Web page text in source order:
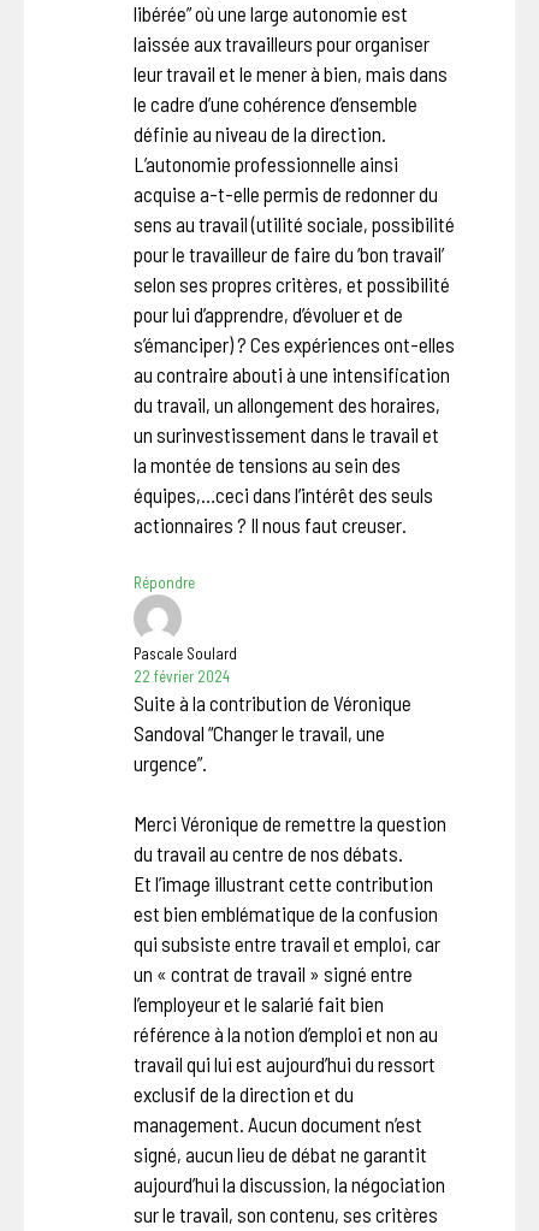
libérée” où une large autonomie est
laissée aux travailleurs pour organiser
leur travail et le mener à bien, mais dans
le cadre d’une cohérence d’ensemble
définie au niveau de la direction.
L’autonomie professionnelle ainsi
acquise a-t-elle permis de redonner du
sens au travail (utilité sociale, possibilité
pour le travailleur de faire du ‘bon travail’
selon ses propres critères, et possibilité
pour lui d’apprendre, d’évoluer et de
s’émanciper) ? Ces expériences ont-elles
au contraire abouti à une intensification
du travail, un allongement des horaires,
un surinvestissement dans le travail et
la montée de tensions au sein des
équipes,…ceci dans l’intérêt des seuls
actionnaires ? Il nous faut creuser.
Répondre
Pascale Soulard
22 février 2024
Suite à la contribution de Véronique
Sandoval “Changer le travail, une
urgence”.
Merci Véronique de remettre la question
du travail au centre de nos débats.
Et l’image illustrant cette contribution
est bien emblématique de la confusion
qui subsiste entre travail et emploi, car
un « contrat de travail » signé entre
l’employeur et le salarié fait bien
référence à la notion d’emploi et non au
travail qui lui est aujourd’hui du ressort
exclusif de la direction et du
management. Aucun document n’est
signé, aucun lieu de débat ne garantit
aujourd’hui la discussion, la négociation
sur le travail, son contenu, ses critères